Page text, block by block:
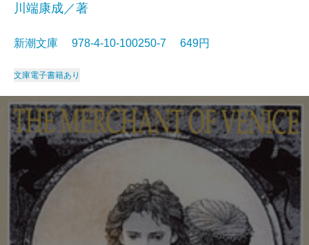
川端康成／著
新潮文庫 978-4-10-100250-7 649円
文庫電子書籍あり